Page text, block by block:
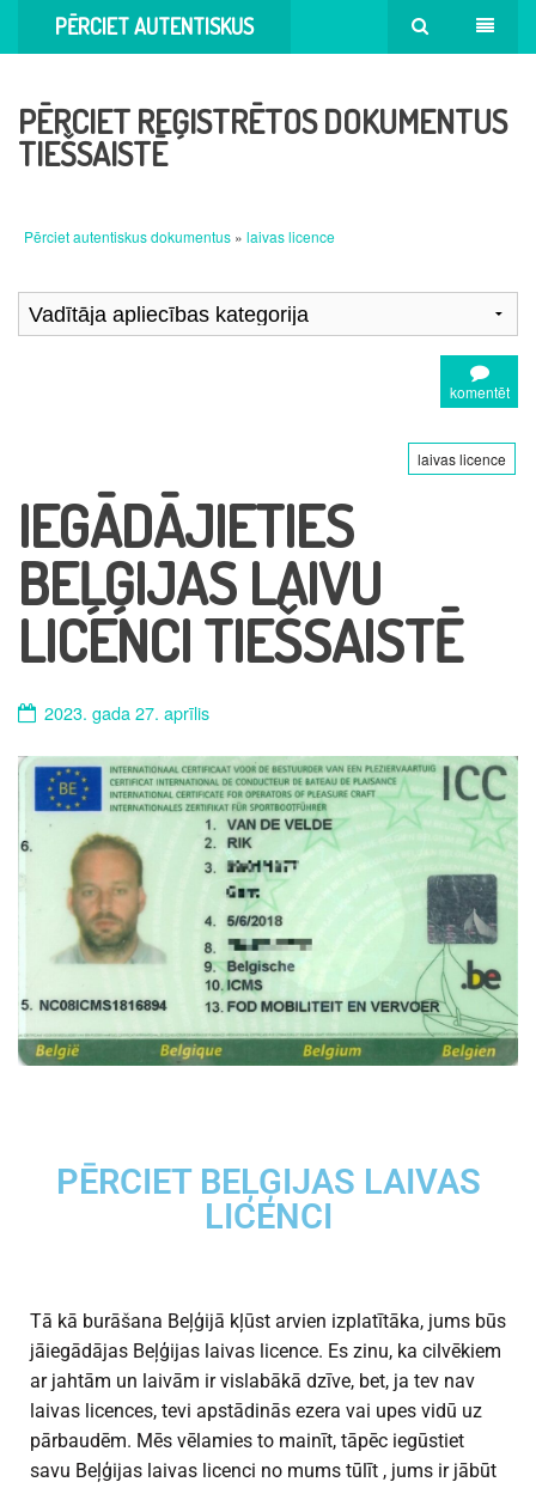
PĒRCIET AUTENTISKUS
PĒRCIET REĢISTRĒTOS DOKUMENTUS
TIEŠSAISTĒ
Pērciet autentiskus dokumentus » laivas licence
komentēt
laivas licence
IEGĀDĀJIETIES
BEĻĢIJAS LAIVU
LICENCI TIEŠSAISTĒ
2023. gada 27. aprīlis
PĒRCIET BEĻĢIJAS LAIVAS
LICENCI
Tā kā burāšana Beļģijā kļūst arvien izplatītāka, jums būs
jāiegādājas Beļģijas laivas licence. Es zinu, ka cilvēkiem
ar jahtām un laivām ir vislabākā dzīve, bet, ja tev nav
laivas licences, tevi apstādinās ezera vai upes vidū uz
pārbaudēm. Mēs vēlamies to mainīt, tāpēc iegūstiet
savu Beļģijas laivas licenci no mums tūlīt , jums ir jābūt